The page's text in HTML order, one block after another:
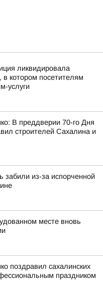
ликвидировала
котором посетителям
услуги
В преддверии 70-го Дня
строителей Сахалина и
забили из-за испорченной
месте вновь
поздравил сахалинских
праздником